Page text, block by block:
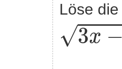
Löse
√3x
3x-15